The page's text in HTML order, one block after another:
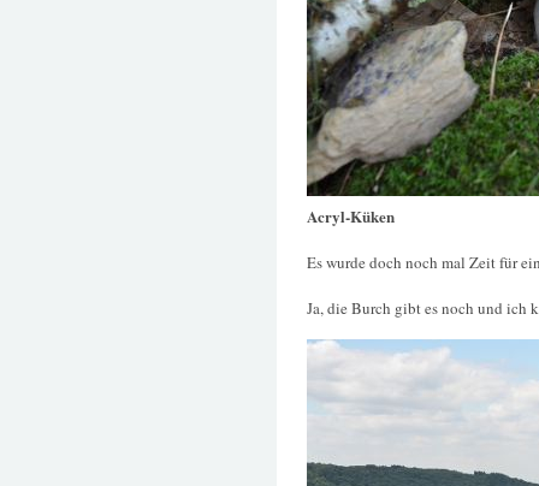
Acryl-Küken
Es wurde doch noch mal Zeit für
Ja, die Burch gibt es noch und ich